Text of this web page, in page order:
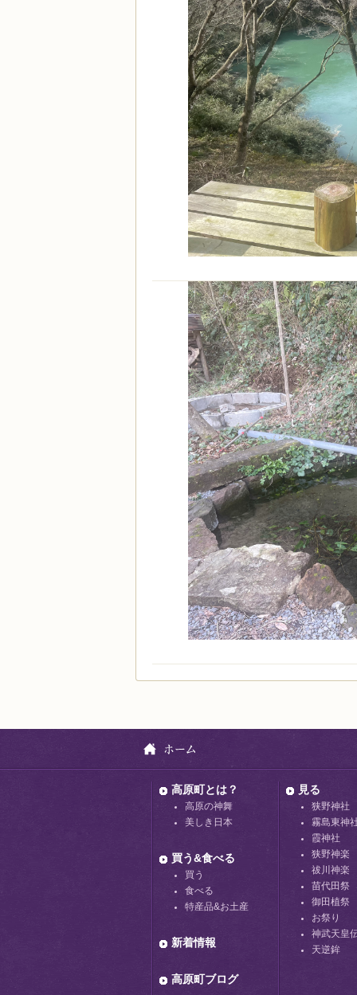
高原町とは？
高原の神舞
美しき日本
買う&食べる
買う
食べる
特産品&お土産
新着情報
高原町ブログ
見る
狭野神社
霧島東神
霞神社
狭野神楽
祓川神楽
苗代田祭
御田植祭
お祭り
神武天皇
天逆鉾